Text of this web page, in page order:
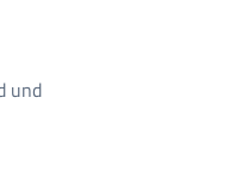
und